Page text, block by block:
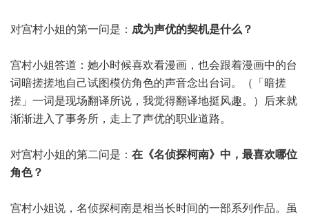
对宫村小姐的第一问是： 成为声优的契机是什么？
宫村小姐答道：她小时候喜欢看漫画，也会跟着漫画中的台
词暗搓搓地自己试图模仿角色的声音念出台词。（「暗搓
搓」一词是现场翻译所说，我觉得翻译地挺风趣。）后来就
渐渐进入了事务所，走上了声优的职业道路。
对宫村小姐的第二问是： 在《名侦探柯南》中，最喜欢哪位
角色？
宫村小姐说，名侦探柯南是相当长时间的一部系列作品。虽